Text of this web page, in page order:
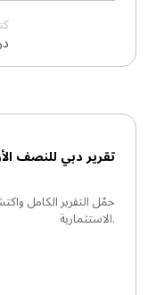
تقرير دبي للنصف الأول
حمّل التقرير الكامل
الاستثمارية.